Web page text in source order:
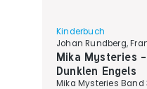
Kinderbuch
Johan Rundberg,
Mika Mysteries
Dunklen Engels
Mika Mysteries Band